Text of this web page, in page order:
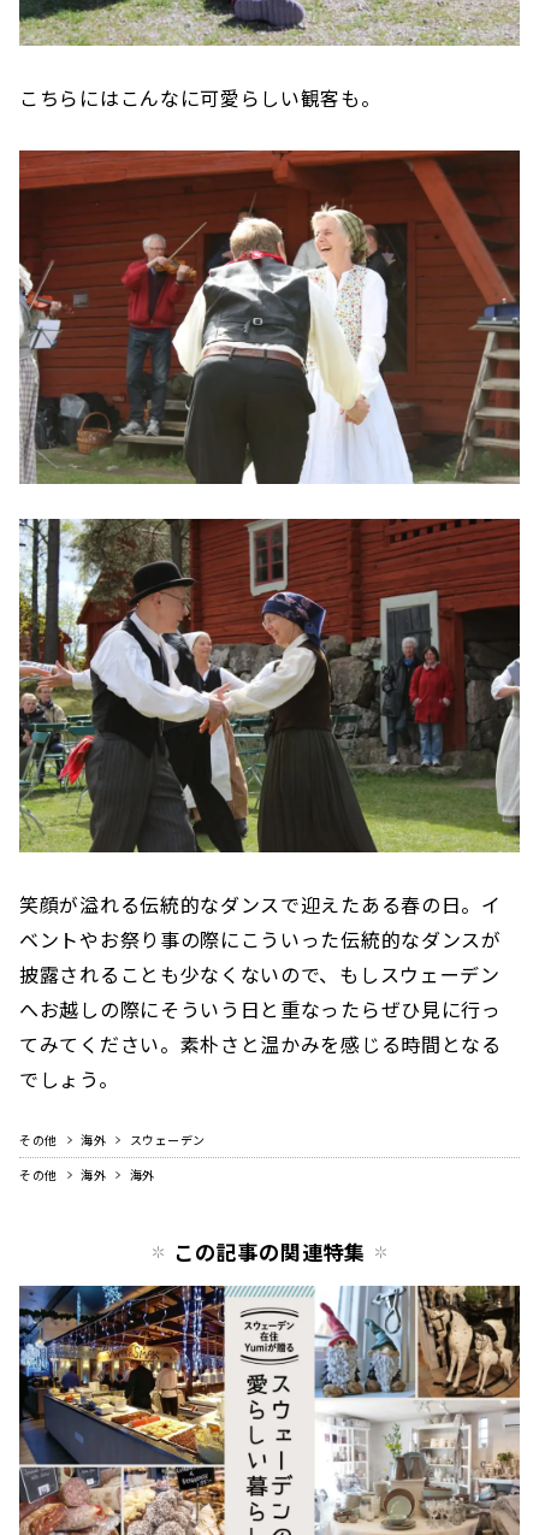
こちらにはこんなに可愛らしい観客も。
笑顔が溢れる伝統的なダンスで迎えたある春の日。イ
ベントやお祭り事の際にこういった伝統的なダンスが
披露されることも少なくないので、もしスウェーデン
へお越しの際にそういう日と重なったらぜひ見に行っ
てみてください。素朴さと温かみを感じる時間となる
でしょう。
その他 海外
スウェーデン
その他
海外 海外
この記事の関連特集